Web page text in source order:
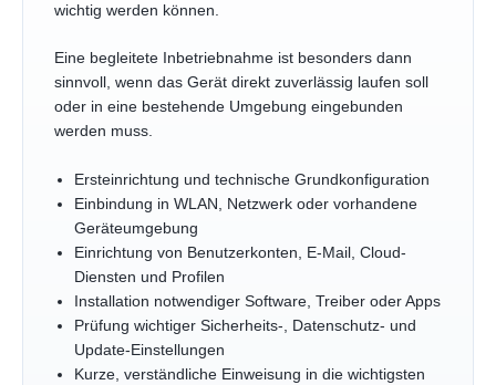
wichtig werden können.
Eine begleitete Inbetriebnahme ist besonders dann
sinnvoll, wenn das Gerät direkt zuverlässig laufen soll
oder in eine bestehende Umgebung eingebunden
werden muss.
Ersteinrichtung und technische Grundkonfiguration
Einbindung in WLAN, Netzwerk oder vorhandene
Geräteumgebung
Einrichtung von Benutzerkonten, E-Mail, Cloud-
Diensten und Profilen
Installation notwendiger Software, Treiber oder Apps
Prüfung wichtiger Sicherheits-, Datenschutz- und
Update-Einstellungen
Kurze, verständliche Einweisung in die wichtigsten